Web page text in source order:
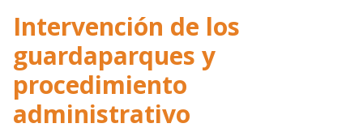
Intervención de los
guardaparques y
procedimiento
administrativo